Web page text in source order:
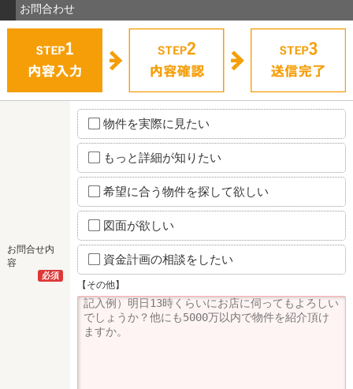
お問合わせ
お問合せ内
容
必須
物件を実際に見たい
もっと詳細が知りたい
希望に合う物件を探して欲しい
図面が欲しい
資金計画の相談をしたい
【その他】